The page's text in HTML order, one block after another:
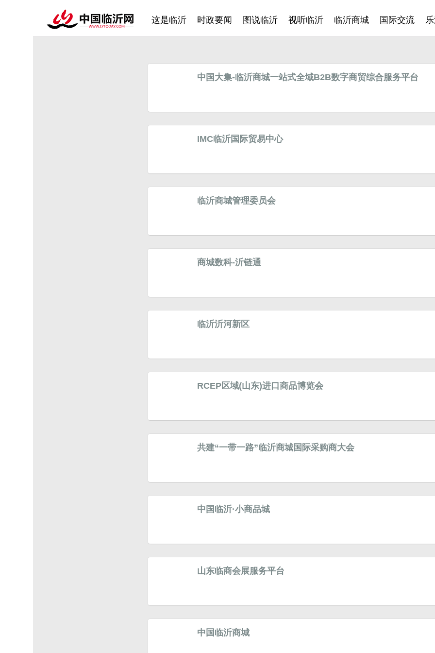
这是临沂 时政要闻 图说临沂 视听临沂 临沂商城 国际交流
中国大集-临沂商城一站式全域B2B数字商贸综合服务平台
IMC临沂国际贸易中心
临沂商城管理委员会
商城数科-沂链通
临沂沂河新区
RCEP区域(山东)进口商品博览会
共建“一带一路”临沂商城国际采购商大会
中国临沂·小商品城
山东临商会展服务平台
中国临沂商城